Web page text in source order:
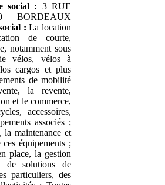
social : 3 RUE
BORDEAUX
: La location
de courte,
notamment sous
vélos, vélos à
cargos et plus
de mobilité
la revente,
et le commerce,
accessoires,
associés ;
la maintenance et
équipements ;
place, la gestion
de solutions de
particuliers, des